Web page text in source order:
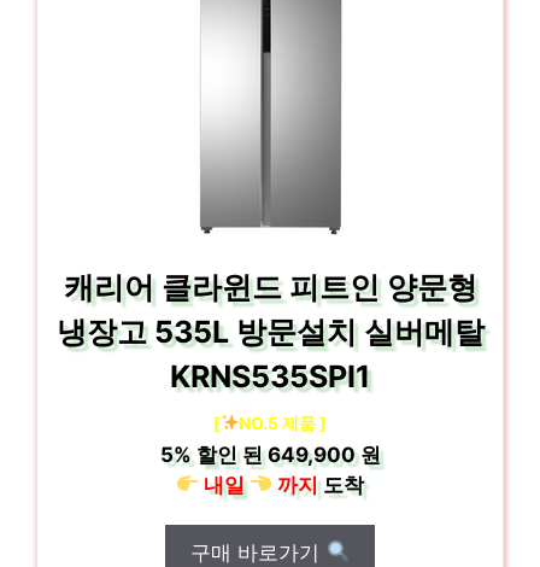
캐리어 클라윈드 피트인 양문형
냉장고 535L 방문설치 실버메탈
KRNS535SPI1
[ NO.5 제품 ]
5%할인 된649,900 원
내일
까지도착
구매 바로가기